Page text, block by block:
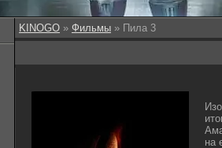
KINOGO » Фильмы » Пила 3
на